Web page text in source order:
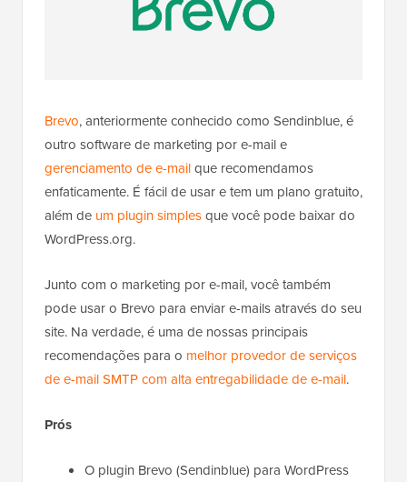
Brevo, anteriormente conhecido como Sendinblue, é
outro software de marketing por e-mail e
gerenciamento de e-mailque recomendamos
enfaticamente. É fácil de usar e tem um plano gratuito,
além de um plugin simplesque você pode baixar do
WordPress.org.
Junto com o marketing por e-mail, você também
pode usar o Brevo para enviar e-mails através do seu
site. Na verdade, é uma de nossas principais
recomendações para o melhor provedor de serviços
de e-mail SMTP com alta entregabilidade de e-mail.
Prós
O plugin Brevo (Sendinblue) para WordPress